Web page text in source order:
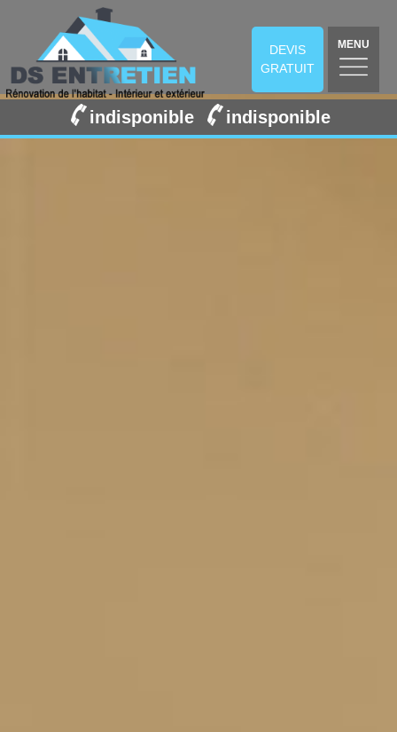
DEVIS
GRATUIT
MENU
indisponible indisponible